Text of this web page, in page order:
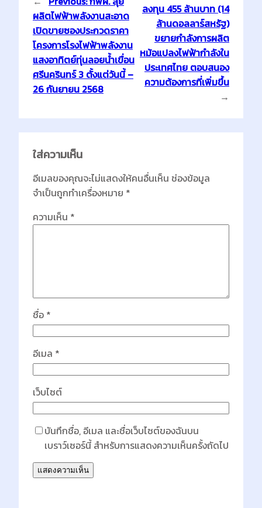
ผลิตไฟฟ้าพลังงานสะอาด
เปิดขายซองประกวดราคา
โครงการโรงไฟฟ้าพลังงาน
แสงอาทิตย์ทุ่นลอยน้ำเขื่อน
ศรีนครินทร์ 3 ตั้งแต่วันนี้ –
26 กันยายน 2568
ลงทุน 455 ล้านบาท (14
ล้านดอลลาร์สหรัฐ)
ขยายกำลังการผลิต
หม้อแปลงไฟฟ้ากำลังใน
ประเทศไทย ตอบสนอง
ความต้องการที่เพิ่มขึ้น
→
ใส่ความเห็น
อีเมลของคุณจะไม่แสดงให้คนอื่นเห็น ช่องข้อมูล
จำเป็นถูกทำเครื่องหมาย *
ความเห็น *
ชื่อ *
อีเมล *
เว็บไซต์
บันทึกชื่อ, อีเมล และชื่อเว็บไซต์ของฉันบน
เบราว์เซอร์นี้ สำหรับการแสดงความเห็นครั้งถัดไป